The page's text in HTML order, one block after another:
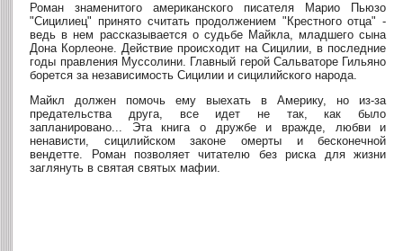
Роман знаменитого американского писателя Марио Пьюзо
"Сицилиец" принято считать продолжением "Крестного отца" -
ведь в нем рассказывается о судьбе Майкла, младшего сына
Дона Корлеоне. Действие происходит на Сицилии, в последние
годы правления Муссолини. Главный герой Сальваторе Гильяно
борется за независимость Сицилии и сицилийского народа.
Майкл должен помочь ему выехать в Америку, но из-за
предательства друга, все идет не так, как было
запланировано... Эта книга о дружбе и вражде, любви и
ненависти, сицилийском законе омерты и бесконечной
вендетте. Роман позволяет читателю без риска для жизни
заглянуть в святая святых мафии.